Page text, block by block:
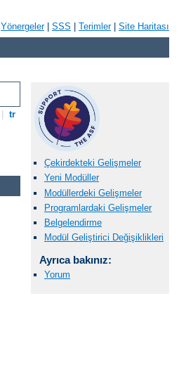
Yönergeler| SSS Terimler| Site Haritası
tr
Çekirdekteki Gelişmeler
Yeni Modüller
Modüllerdeki Gelişmeler
Programlardaki Gelişmeler
Belgelendirme
Modül Geliştirici Değişiklikleri
Ayrıca bakınız:
Yorum